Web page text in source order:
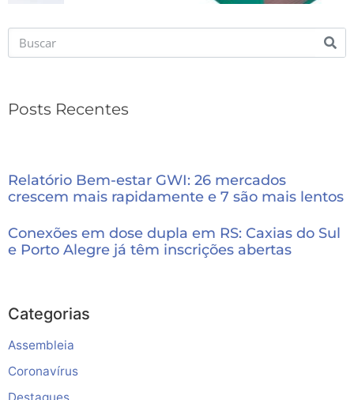
Posts Recentes
Relatório Bem-estar GWI: 26 mercados
crescem mais rapidamente e 7 são mais lentos
Conexões em dose dupla em RS: Caxias do Sul
e Porto Alegre já têm inscrições abertas
Categorias
Assembleia
Coronavírus
Destaques